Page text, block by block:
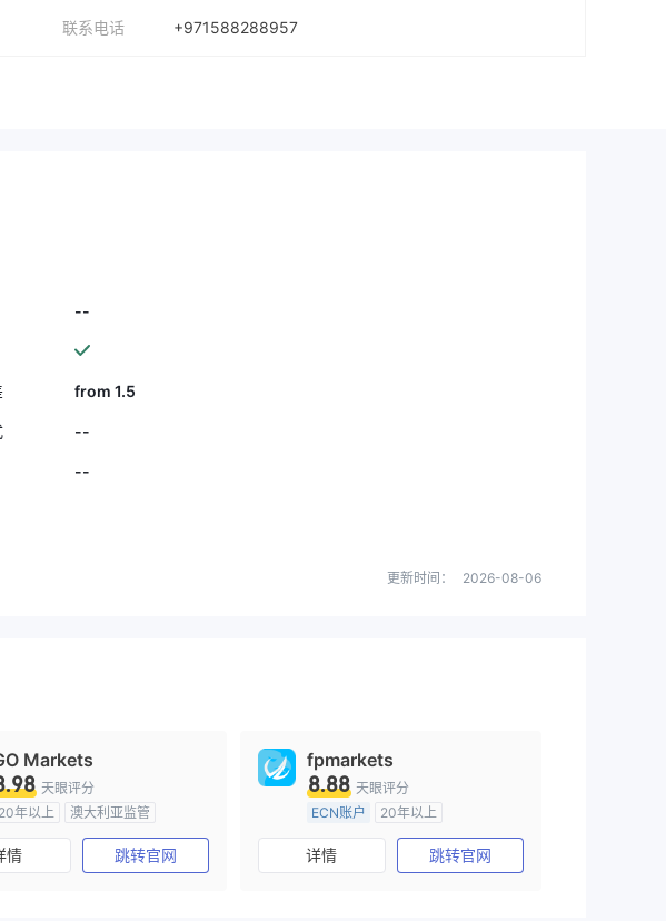
联系电话
+971588288957
--
from 1.5
--
--
更新时间： 2026-08-06
Markets
天眼评分
20年以上
澳大利亚监管
牌照 (MM)
cTrader
情 跳转官网
fpmarkets
8.88 天眼评分
ECN账户
20年以上
澳大利亚监管
全牌照 (MM)
主标MT4
详情 跳转官网